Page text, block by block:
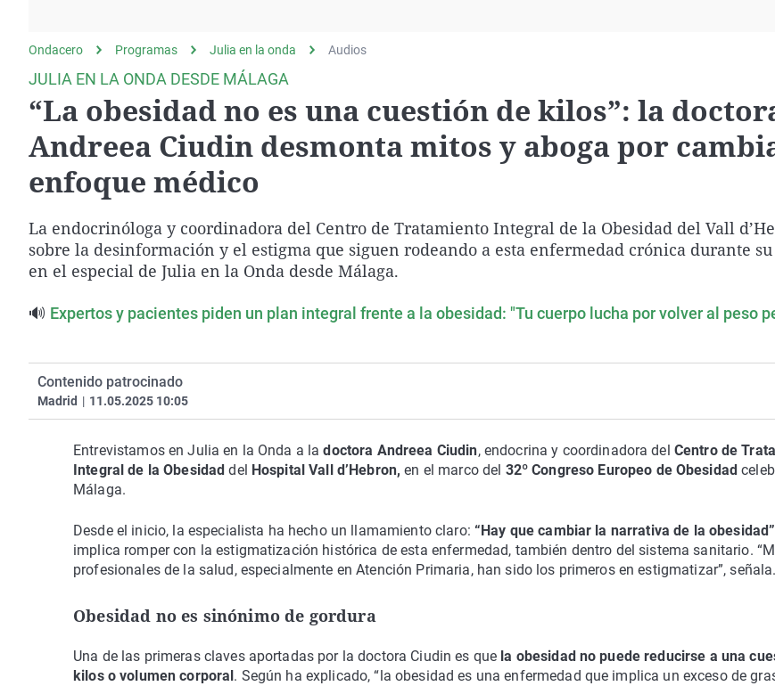
gato
Equipo de investigación
Negra
Ondacero Programas Julia en la onda Audios
JULIA EN LA ONDA DESDE MÁLAGA
“La obesidad no es una cuestión de kilos”: la
Andreea Ciudin desmonta mitos y aboga por
enfoque médico
La endocrinóloga y coordinadora del Centro de Tratamiento Integral de la Obesidad del Vall
sobre la desinformación y el estigma que siguen rodeando a esta enfermedad crónica durante
en el especial de Julia en la Onda desde Málaga.
🔊 Expertos y pacientes piden un plan integral frente a la obesidad: "Tu cuerpo lucha por volver al peso
Contenido patrocinado
Madrid | 11.05.2025 10:05
Entrevistamos en Julia en la Onda a ladoctora Andreea Ciudin, endocrina y coordinadora del Centro de
Integral de la Obesidad del Hospital Vall d’Hebron, en el marco del 32º Congreso Europeo de Obesidad
Málaga.
Desde el inicio, la especialista ha hecho un llamamiento claro: “Hay que cambiar la narrativa de la obesidad”
implica romper con la estigmatización histórica de esta enfermedad, también dentro del sistema sanitario.
profesionales de la salud, especialmente en Atención Primaria, han sido los primeros en estigmatizar”, señala.
Obesidad no es sinónimo de gordura
Una de las primeras claves aportadas por la doctora Ciudin es que la obesidad no puede reducirse a una
kilos o volumen corporal. Según ha explicado, “la obesidad es una enfermedad que implica un exceso de